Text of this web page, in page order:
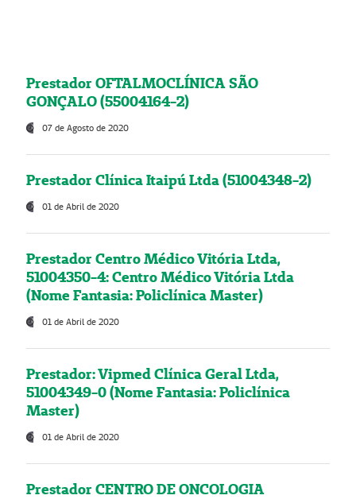
Prestador OFTALMOCLÍNICA SÃO
GONÇALO (55004164-2)
07 de Agosto de 2020
Prestador Clínica Itaipú Ltda (51004348-2)
01 de Abril de 2020
Prestador Centro Médico Vitória Ltda,
51004350-4: Centro Médico Vitória Ltda
(Nome Fantasia: Policlínica Master)
01 de Abril de 2020
Prestador: Vipmed Clínica Geral Ltda,
51004349-0 (Nome Fantasia: Policlínica
Master)
01 de Abril de 2020
Prestador CENTRO DE ONCOLOGIA